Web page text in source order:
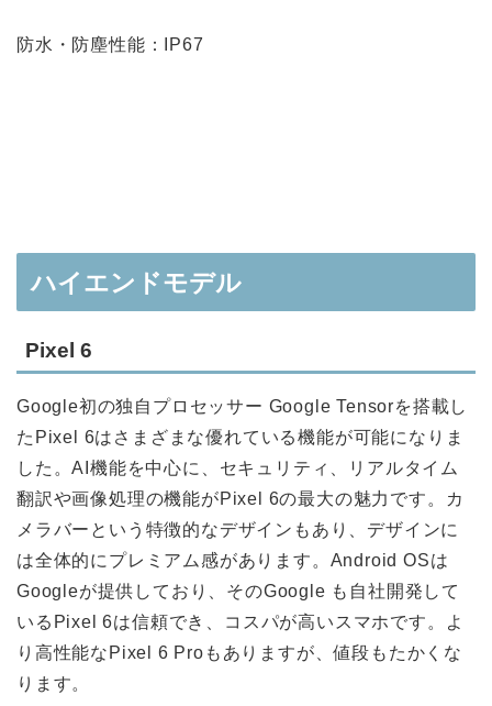
防水・防塵性能：IP67
ハイエンドモデル
Pixel 6
Google初の独自プロセッサー Google Tensorを搭載し
たPixel 6はさまざまな優れている機能が可能になりま
した。AI機能を中心に、セキュリティ、リアルタイム
翻訳や画像処理の機能がPixel 6の最大の魅力です。カ
メラバーという特徴的なデザインもあり、デザインに
は全体的にプレミアム感があります。Android OSは
Googleが提供しており、そのGoogle も自社開発して
いるPixel 6は信頼でき、コスパが高いスマホです。よ
り高性能なPixel 6 Proもありますが、値段もたかくな
ります。